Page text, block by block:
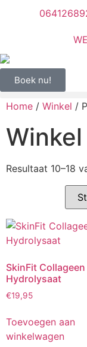
Boek nu!
Home / Winkel /
Winkel
Resultaat 10–18
SkinFit Collageen
Hydrolysaat
€19,95
Toevoegen aan
winkelwagen